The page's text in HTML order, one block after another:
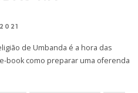
de Umbanda é a hora das
book como preparar uma oferenda